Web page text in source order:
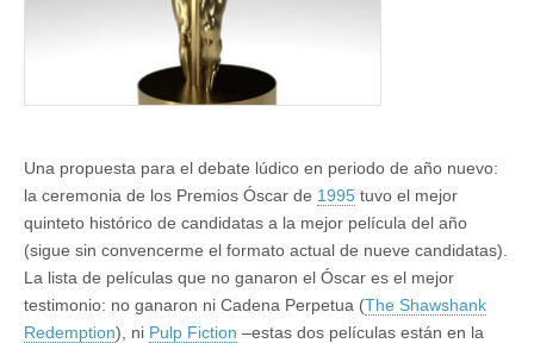
Una propuesta para el debate lúdico en periodo de año nuevo:
la ceremonia de los Premios Óscar de 1995 tuvo el mejor
quinteto histórico de candidatas a la mejor película del año
(sigue sin convencerme el formato actual de nueve candidatas).
La lista de películas que no ganaron el Óscar es el mejor
testimonio: no ganaron ni Cadena Perpetua (The Shawshank
Redemption), ni Pulp Fiction –estas dos películas están en la